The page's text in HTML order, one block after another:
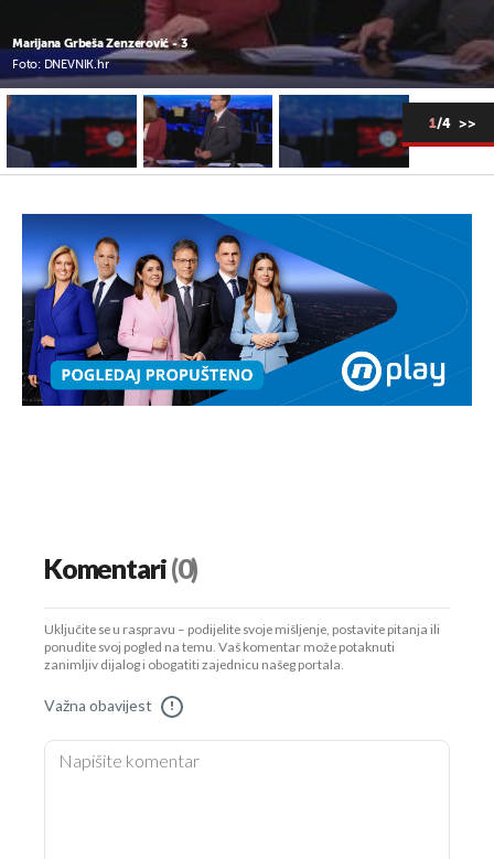
Marijana Grbeša Zenzerović - 3
Foto: DNEVNIK.hr
+ 0
1/4 >>
Komentari(0)
Uključite se u raspravu – podijelite svoje mišljenje, postavite pitanja ili
ponudite svoj pogled na temu. Vaš komentar može potaknuti
zanimljiv dijalog i obogatiti zajednicu našeg portala.
Važna obavijest !